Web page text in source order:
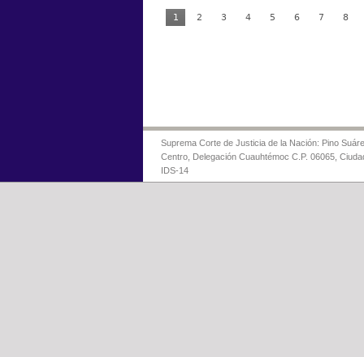
1 2 3 4 5 6 7 8
Suprema Corte de Justicia de la Nación: Pino
Centro, Delegación Cuauhtémoc C.P. 06065,
IDS-14